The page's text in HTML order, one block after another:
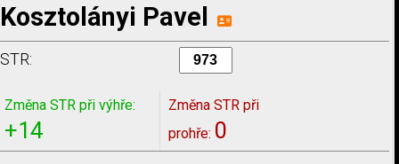
Kosztolányi Pavel
STR:
Změna STR při výhře:
+14
Změna STR při
prohře: 0